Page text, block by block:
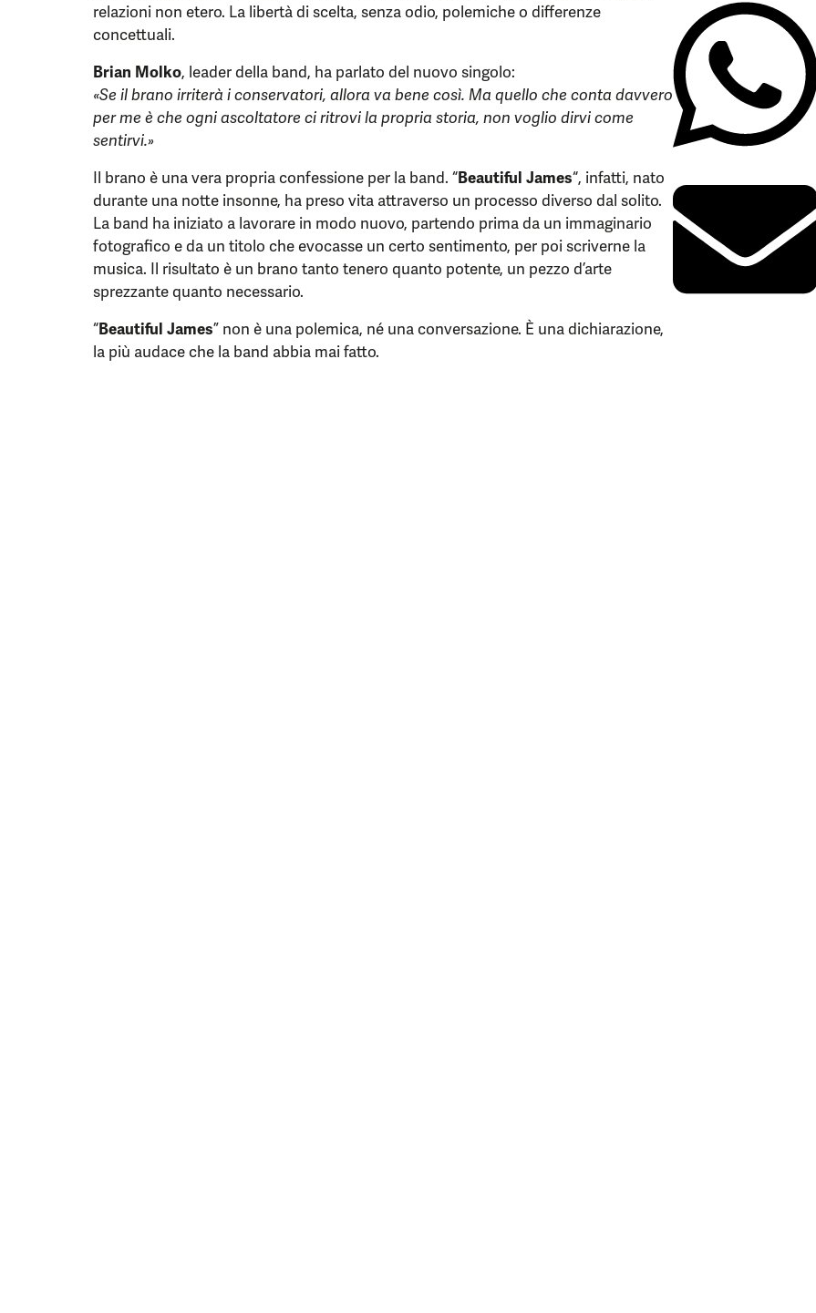
relazioni non etero. La libertà di scelta, senza odio, polemiche o differenze
concettuali.
Brian Molko, leader della band, ha parlato del nuovo singolo:
«Se il brano irriterà i conservatori, allora va bene così. Ma quello che conta davvero
per me è che ogni ascoltatore ci ritrovi la propria storia, non voglio dirvi come
sentirvi.»
Il brano è una vera propria confessione per la band. “Beautiful James“, infatti, nato
durante una notte insonne, ha preso vita attraverso un processo diverso dal solito.
La band ha iniziato a lavorare in modo nuovo, partendo prima da un immaginario
fotografico e da un titolo che evocasse un certo sentimento, per poi scriverne la
musica. Il risultato è un brano tanto tenero quanto potente, un pezzo d’arte
sprezzante quanto necessario.
“Beautiful James” non è una polemica, né una conversazione. È una dichiarazione,
la più audace che la band abbia mai fatto.